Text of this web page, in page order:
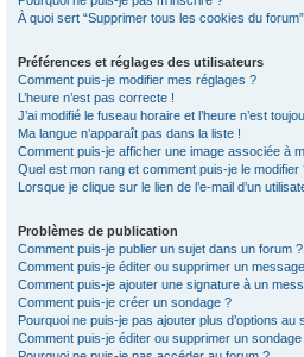
À quoi sert “Supprimer tous les cookies du
Préférences et réglages des utilisateurs
Comment puis-je modifier mes réglages ?
L’heure n’est pas correcte !
J’ai modifié le fuseau horaire et l’heure n’est
Ma langue n’apparaît pas dans la liste !
Comment puis-je afficher une image associée à
Quel est mon rang et comment puis-je le modifier
Lorsque je clique sur le lien de l’e-mail d’un
Problèmes de publication
Comment puis-je publier un sujet dans un forum ?
Comment puis-je éditer ou supprimer un
Comment puis-je ajouter une signature à un
Comment puis-je créer un sondage ?
Pourquoi ne puis-je pas ajouter plus d’options au
Comment puis-je éditer ou supprimer un sondage